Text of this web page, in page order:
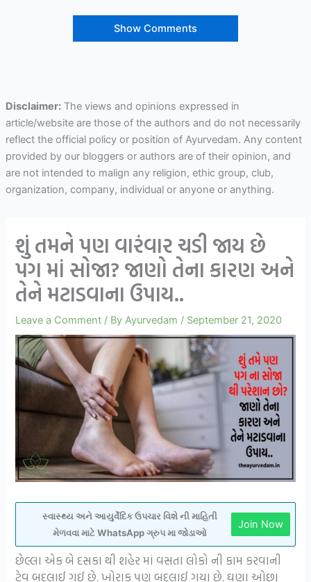
Show Comments
Disclaimer:The views and opinions expressed in
article/website are those of the authors and do not necessarily
reflect the official policy or position of Ayurvedam. Any content
provided by our bloggers or authors are of their opinion, and
are not intended to malign any religion, ethic group, club,
organization, company, individual or anyone or anything.
શું તમને પણ વારંવાર ચડી જાય છે
પગ માં સોજા? જાણો તેના કારણ અને
તેને મટાડવાના ઉપાય..
Leave a Comment / ByAyurvedam / September 21, 2020
સ્વાસ્થ્ય અને આયુર્વેદિક ઉપચાર વિશે ની માહિતી
મેળવવા માટે WhatsApp ગ્રુપ મા જોડાઓ
Join Now
છેલ્લા એક બે દસકા થી શહેર માં વસતા લોકો ની કામ કરવાની
ટેવ બદલાઈ ગઈ છે. ખોરાક પણ બદલાઈ ગયા છે. ઘણા ઓછા